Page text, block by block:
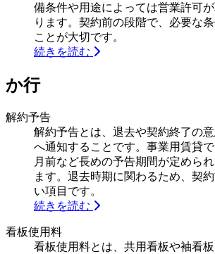
備条件や用途によっては営業許可
ります。契約前の段階で、必要な
ことが大切です。
続きを読む
か行
解約予告
解約予告とは、退去や契約終了の
へ通知することです。事業用賃貸
月前など長めの予告期間が定めら
ます。退去時期に関わるため、契
い項目です。
続きを読む
看板使用料
看板使用料とは、共用看板や袖看